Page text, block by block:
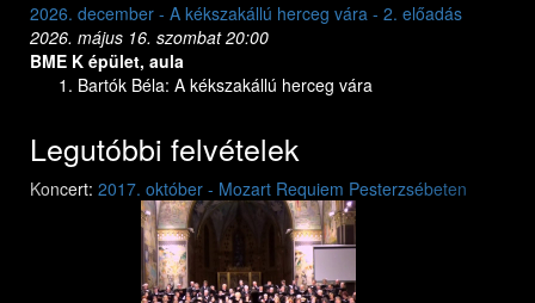
2026. december - A kékszakállú herceg vára - 2. előadás
2026. május 16. szombat 20:00
BME K épület, aula
Bartók Béla: A kékszakállú herceg vára
Legutóbbi felvételek
Koncert: 2017. október - Mozart Requiem Pesterzsébeten
Mozart: Requiem
Mozart: Requiem
Previous Next